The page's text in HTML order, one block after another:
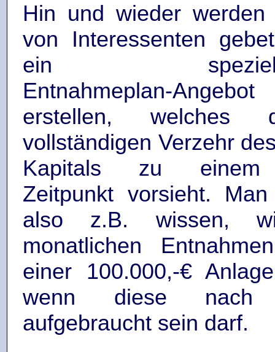
Hin und wieder werden
von Interessenten
ein
Entnahmeplan-
erstellen, welches
vollständigen Verzehr
Kapitals zu
Zeitpunkt vorsieht.
also z.B. wissen,
monatlichen
einer 100.000,-€
wenn diese
aufgebraucht sein darf.